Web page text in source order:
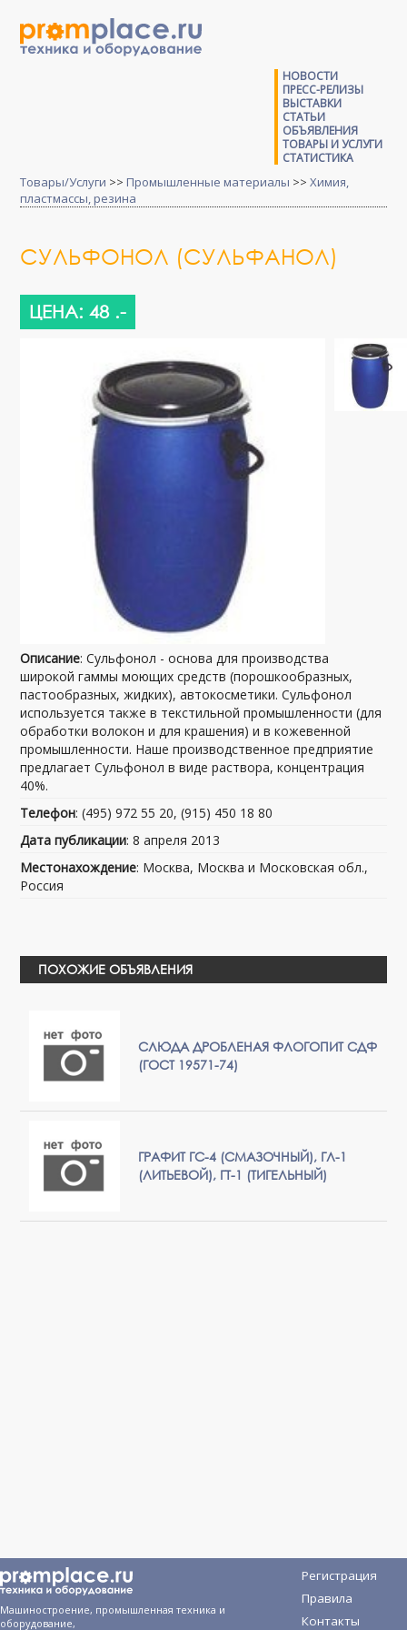
НОВОСТИ
ПРЕСС-РЕЛИЗЫ
ВЫСТАВКИ
СТАТЬИ
ОБЪЯВЛЕНИЯ
ТОВАРЫ И УСЛУГИ
СТАТИСТИКА
Товары/Услуги >> Промышленные материалы >>Химия,
пластмассы, резина
СУЛЬФОНОЛ (СУЛЬФАНОЛ)
ЦЕНА: 48 .-
Описание: Сульфонол - основа для производства
широкой гаммы моющих средств (порошкообразных,
пастообразных, жидких), автокосметики. Сульфонол
используется также в текстильной промышленности (для
обработки волокон и для крашения) и в кожевенной
промышленности. Наше производственное предприятие
предлагает Сульфонол в виде раствора, концентрация
40%.
Телефон: (495) 972 55 20, (915) 450 18 80
Дата публикации: 8 апреля 2013
Местонахождение: Москва, Москва и Московская обл.,
Россия
ПОХОЖИЕ ОБЪЯВЛЕНИЯ
СЛЮДА ДРОБЛЕНАЯ ФЛОГОПИТ СДФ
(ГОСТ 19571-74)
ГРАФИТ ГС-4 (СМАЗОЧНЫЙ), ГЛ-1
(ЛИТЬЕВОЙ), ГТ-1 (ТИГЕЛЬНЫЙ)
Машиностроение, промышленная техника и
оборудование,
Регистрация
Правила
Контакты